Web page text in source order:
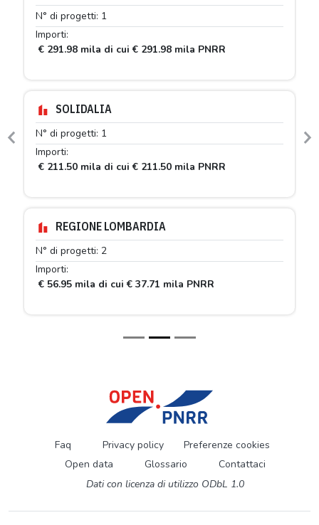
N° di progetti: 1
Importi:
€ 291.98 mila di cui € 291.98 mila PNRR
SOLIDALIA
N° di progetti: 1
Importi:
€ 211.50 mila di cui € 211.50 mila PNRR
REGIONE LOMBARDIA
N° di progetti: 2
Importi:
€ 56.95 mila di cui € 37.71 mila PNRR
Previous
Faq Privacy policy
Preferenze cookies
Open data
Glossario
Contattaci
Dati con licenza di utilizzo ODbL 1.0